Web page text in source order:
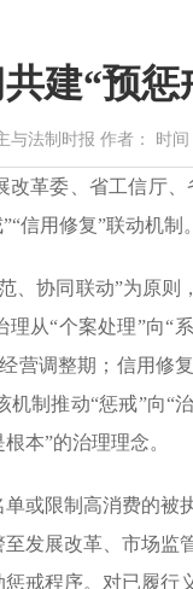
建“预惩
法制时报 作者： 时间
革委、省工信厅
信用修复”联动机制。
、协同联动”为原则
从“个案处理”向“
营调整期；信用修
制推动“惩戒”向“
本”的治理理念。
或限制高消费的被
发展改革、市场监
戒程序。对已履行